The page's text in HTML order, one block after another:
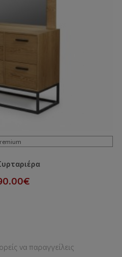
να παραγγείλεις